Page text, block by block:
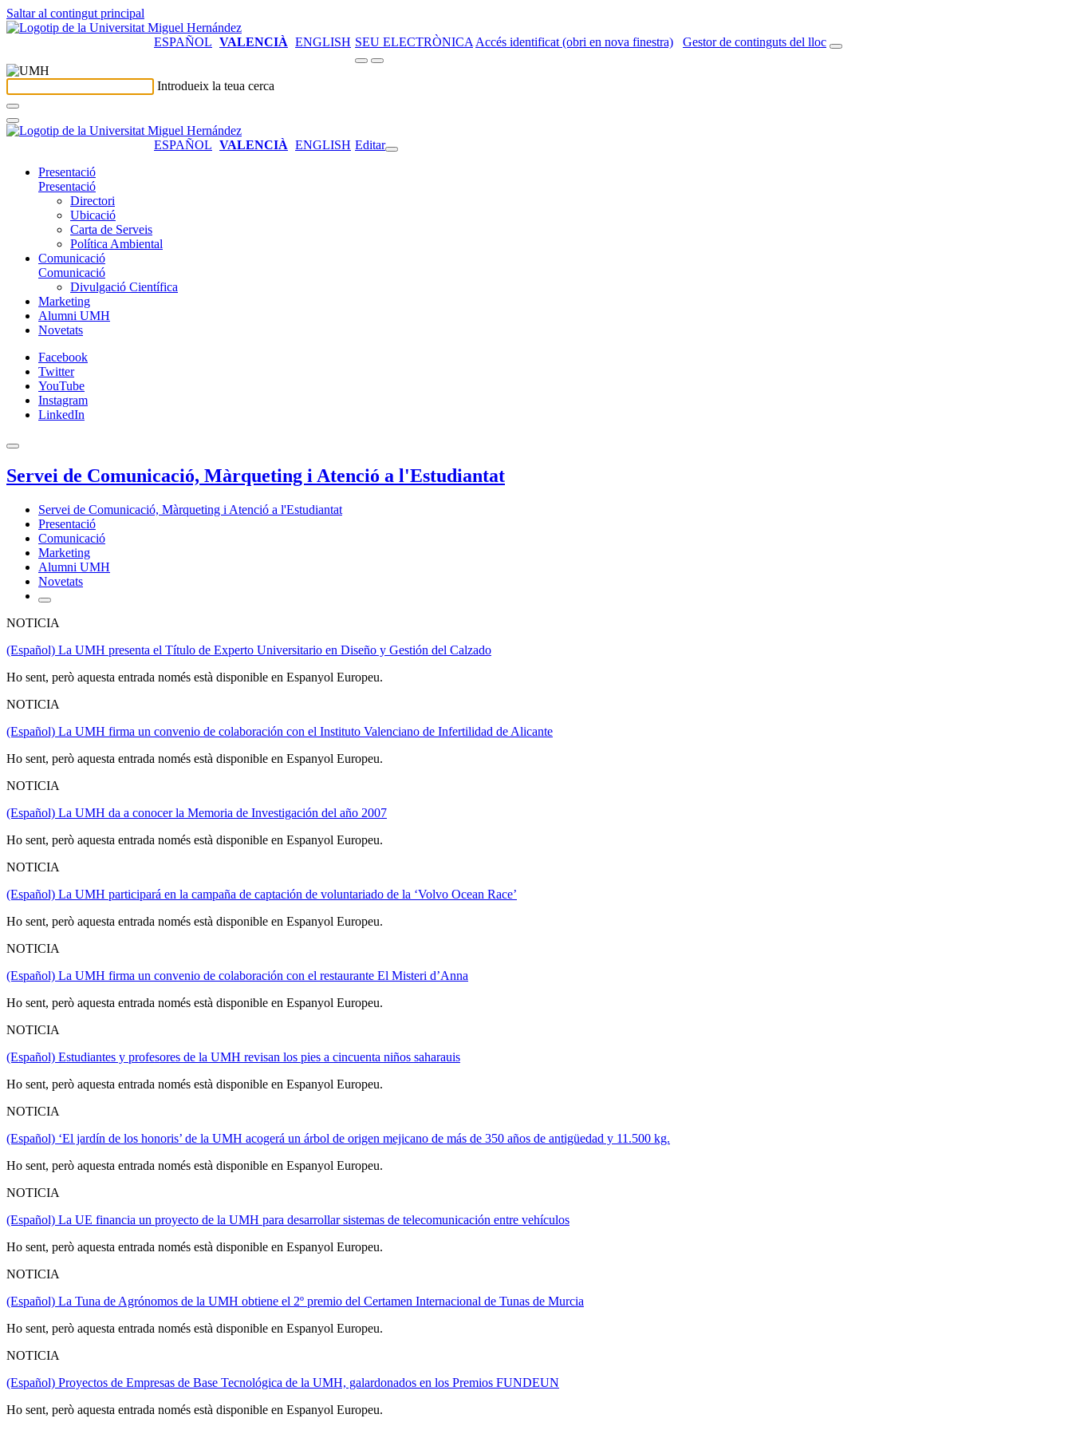
Saltar al contingut principal
ESPAÑOL VALENCIÀ ENGLISH SEU ELECTRÒNICA Accés identificat (obri en nova finestra) Gestor de continguts del lloc
Introdueix la teua cerca
ESPAÑOL VALENCIÀ ENGLISH Editar
Presentació
Presentació
Directori
Ubicació
Carta de Serveis
Política Ambiental
Comunicació
Comunicació
Divulgació Científica
Marketing
Alumni UMH
Novetats
Facebook
Twitter
YouTube
Instagram
LinkedIn
Servei de Comunicació, Màrqueting i Atenció a l'Estudiantat
Servei de Comunicació, Màrqueting i Atenció a l'Estudiantat
Presentació
Comunicació
Marketing
Alumni UMH
Novetats
NOTICIA
(Español) La UMH presenta el Título de Experto Universitario en Diseño y Gestión del Calzado
Ho sent, però aquesta entrada només està disponible en Espanyol Europeu.
NOTICIA
(Español) La UMH firma un convenio de colaboración con el Instituto Valenciano de Infertilidad de Alicante
Ho sent, però aquesta entrada només està disponible en Espanyol Europeu.
NOTICIA
(Español) La UMH da a conocer la Memoria de Investigación del año 2007
Ho sent, però aquesta entrada només està disponible en Espanyol Europeu.
NOTICIA
(Español) La UMH participará en la campaña de captación de voluntariado de la ‘Volvo Ocean Race’
Ho sent, però aquesta entrada només està disponible en Espanyol Europeu.
NOTICIA
(Español) La UMH firma un convenio de colaboración con el restaurante El Misteri d’Anna
Ho sent, però aquesta entrada només està disponible en Espanyol Europeu.
NOTICIA
(Español) Estudiantes y profesores de la UMH revisan los pies a cincuenta niños saharauis
Ho sent, però aquesta entrada només està disponible en Espanyol Europeu.
NOTICIA
(Español) ‘El jardín de los honoris’ de la UMH acogerá un árbol de origen mejicano de más de 350 años de antigüedad y 11.500 kg.
Ho sent, però aquesta entrada només està disponible en Espanyol Europeu.
NOTICIA
(Español) La UE financia un proyecto de la UMH para desarrollar sistemas de telecomunicación entre vehículos
Ho sent, però aquesta entrada només està disponible en Espanyol Europeu.
NOTICIA
(Español) La Tuna de Agrónomos de la UMH obtiene el 2º premio del Certamen Internacional de Tunas de Murcia
Ho sent, però aquesta entrada només està disponible en Espanyol Europeu.
NOTICIA
(Español) Proyectos de Empresas de Base Tecnológica de la UMH, galardonados en los Premios FUNDEUN
Ho sent, però aquesta entrada només està disponible en Espanyol Europeu.